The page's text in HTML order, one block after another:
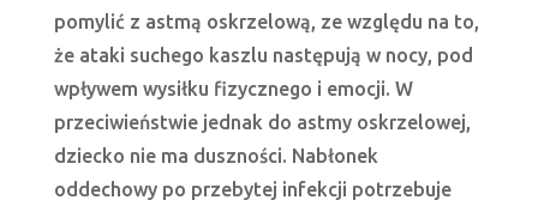
pomylić z astmą oskrzelową, ze względu na to,
że ataki suchego kaszlu następują w nocy, pod
wpływem wysiłku fizycznego i emocji. W
przeciwieństwie jednak do astmy oskrzelowej,
dziecko nie ma duszności. Nabłonek
oddechowy po przebytej infekcji potrzebuje